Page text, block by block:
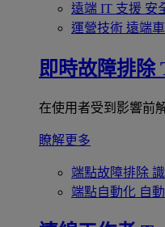
遠端 IT 支援 安
運營技術 遠端
即時故障排除
在使用者受到影響前
瞭解更多
端點故障排除
端點自動化 自